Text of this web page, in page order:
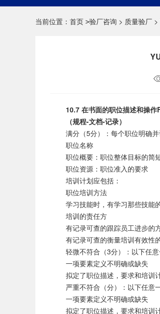
当前位置： 首页 >验厂咨询 > 质量验厂 >
10.7 在书面的职位描述和操
（规程-文档-记录）
满分（5分）：每个职位明确并
职位名称
职位概要：职位整体目标的简
职位资源：职位准入的要求
培训计划应包括：
职位培训方法
学习技能时，有学习那些技能
培训的责任方
有记录可查的跟踪员工进步的
有记录可查的衡量培训有效性
轻微不符合（3分）：以下任意
一项要素定义不明确或缺失
拟定了职位描述，要求和培训
严重不符合（分）：以下任意
一项要素定义不明确或缺失
拟定了职位描述，要求和培训